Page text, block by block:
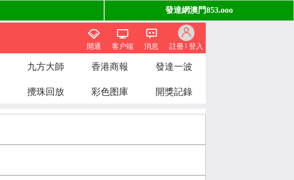
註冊 登入
消息
客户端
開通
九方大師 香港商報
發達一波
攪珠回放 彩色图庫 開獎記錄